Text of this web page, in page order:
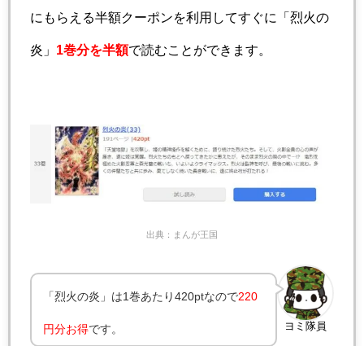
にもらえる半額クーポンを利用してすぐに「烈火の
炎」 1巻分を半額で読むことができます。
出典：まんが王国
ヨミ隊員
「烈火の炎」は1巻あたり420ptなので220
円分お得です。